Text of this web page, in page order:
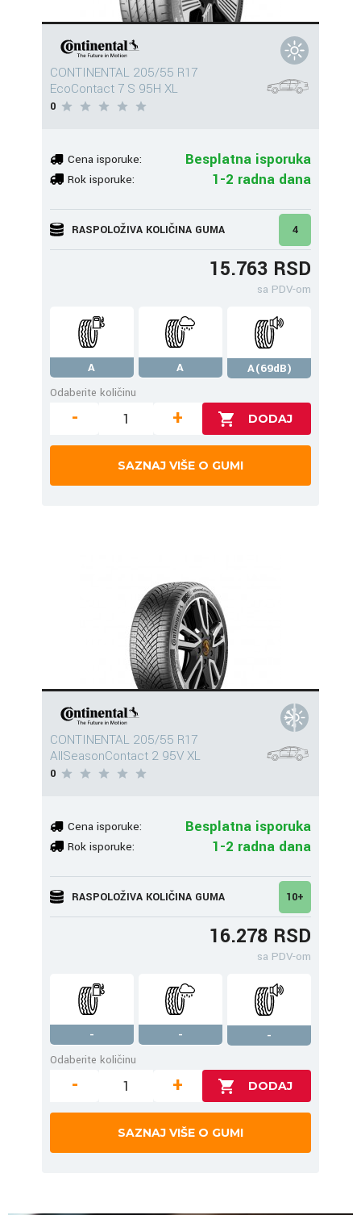
CONTINENTAL 205/55 R17
EcoContact 7 S 95H XL
0
Cena isporuke: Besplatna isporuka
Rok isporuke: 1-2 radna dana
RASPOLOŽIVA KOLIČINA GUMA 4
15.763 RSD
sa PDV-om
A A
A(69dB)
Odaberite količinu
- +
SAZNAJ VIŠE O GUMI
CONTINENTAL 205/55 R17
AllSeasonContact 2 95V XL
0
Cena isporuke: Besplatna isporuka
Rok isporuke: 1-2 radna dana
RASPOLOŽIVA KOLIČINA GUMA 10+
16.278 RSD
sa PDV-om
- -
-
Odaberite količinu
- +
SAZNAJ VIŠE O GUMI